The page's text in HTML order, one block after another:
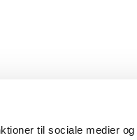
til sociale medier og